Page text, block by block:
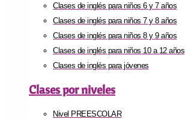
Clases de inglés para niños 6 y 7 años
Clases de inglés para niños 7 y 8 años
Clases de inglés para niños 8 y 9 años
Clases de inglés para niños 10 a 12 años
Clases de inglés para jóvenes
Clases por niveles
Nivel PREESCOLAR